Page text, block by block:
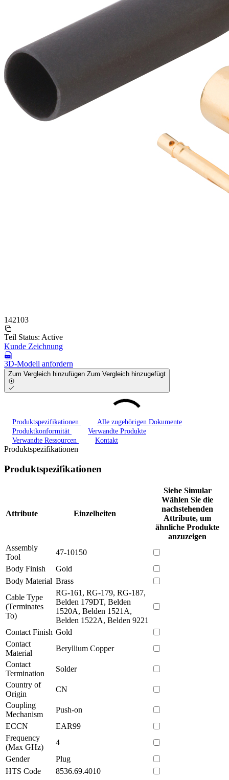
142103
Teil Status: Active
Kunde Zeichnung
3D-Modell anfordern
Zum Vergleich hinzufügen Zum Vergleich hinzugefügt
Produktspezifikationen
Alle zugehörigen Dokumente
Produktkonformität
Verwandte Produkte
Verwandte Ressourcen
Kontakt
Produktspezifikationen
Produktspezifikationen
Attribute Einzelheiten
Siehe Simular
Wählen Sie die
nachstehenden
Attribute, um
ähnliche Produkte
anzuzeigen
Assembly
Tool
47-10150
Body Finish
Gold
Body Material Brass
Cable Type
(Terminates
To)
RG-161, RG-179, RG-187,
Belden 179DT, Belden
1520A, Belden 1521A,
Belden 1522A, Belden 9221
Contact Finish Gold
Contact
Material
Beryllium Copper
Contact
Termination
Solder
Country of
Origin
CN
Coupling
Mechanism
Push-on
ECCN
EAR99
Frequency
(Max GHz)
4
Gender
Plug
HTS Code
8536.69.4010